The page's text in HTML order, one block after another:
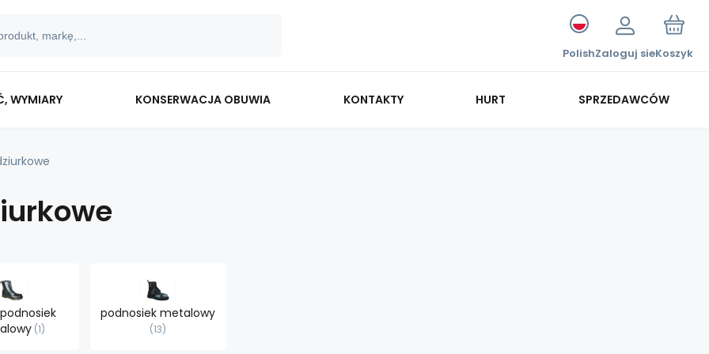
PolishZaloguj sieKoszyk
WYMIARY KONSERWACJA OBUWIA KONTAKTY HURT SPRZEDAWCÓW
1
podnosiek metalowy
13